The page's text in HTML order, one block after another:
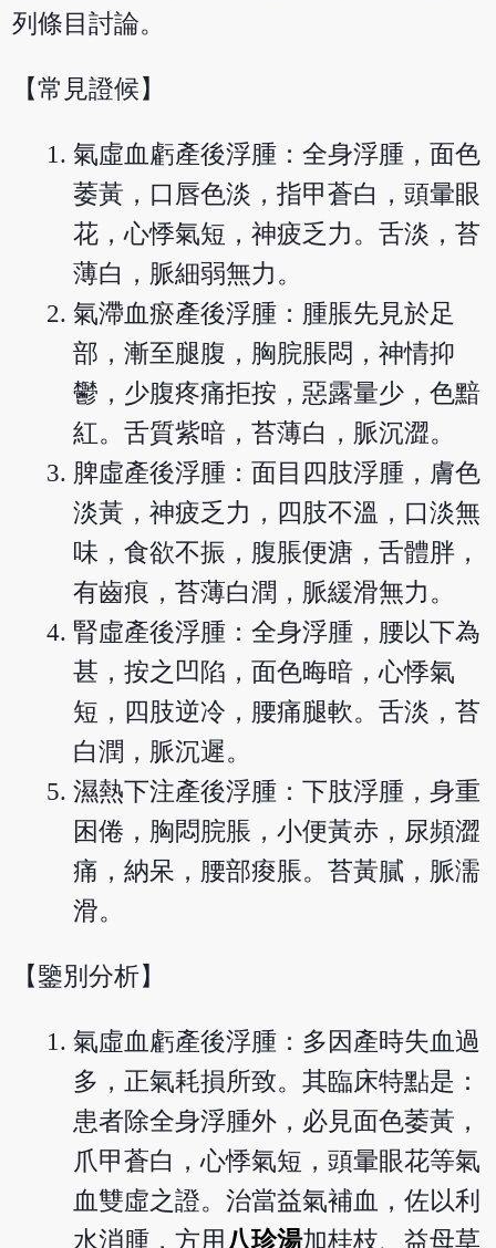
列條目討論。
【常見證候】
氣虛血虧產後浮腫：全身浮腫，面色
萎黃，口唇色淡，指甲蒼白，頭暈眼
花，心悸氣短，神疲乏力。舌淡，苔
薄白，脈細弱無力。
氣滯血瘀產後浮腫：腫脹先見於足
部，漸至腿腹，胸脘脹悶，神情抑
鬱，少腹疼痛拒按，惡露量少，色黯
紅。舌質紫暗，苔薄白，脈沉澀。
脾虛產後浮腫：面目四肢浮腫，膚色
淡黃，神疲乏力，四肢不溫，口淡無
味，食欲不振，腹脹便溏，舌體胖，
有齒痕，苔薄白潤，脈緩滑無力。
腎虛產後浮腫：全身浮腫，腰以下為
甚，按之凹陷，面色晦暗，心悸氣
短，四肢逆冷，腰痛腿軟。舌淡，苔
白潤，脈沉遲。
濕熱下注產後浮腫：下肢浮腫，身重
困倦，胸悶脘脹，小便黃赤，尿頻澀
痛，納呆，腰部痠脹。苔黃膩，脈濡
滑。
【鑒別分析】
氣虛血虧產後浮腫：多因產時失血過
多，正氣耗損所致。其臨床特點是：
患者除全身浮腫外，必見面色萎黃，
爪甲蒼白，心悸氣短，頭暈眼花等氣
血雙虛之證。治當益氣補血，佐以利
水消腫，方用 八珍湯加桂枝、益母草